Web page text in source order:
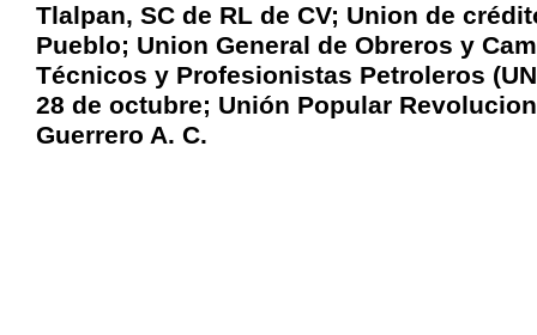
Tlalpan, SC de RL de CV; Union de
Pueblo; Union General de Obreros y
Técnicos y Profesionistas Petroleros
28 de octubre; Unión Popular
Guerrero A. C.